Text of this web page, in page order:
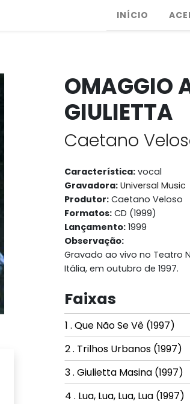
INÍCIO
OMAGGIO
GIULIETTA
Caetano
Característica: vocal
Gravadora: Universal Music
Produtor: Caetano Veloso
Formatos: CD (1999)
Lançamento: 1999
Observação:
Gravado ao vivo no Teatro
Itália, em outubro de 1997.
Faixas
1 . Que Não Se Vê (1997)
2 . Trilhos Urbanos (1997)
3 . Giulietta Masina (1997)
4 . Lua, Lua, Lua, Lua (1997)